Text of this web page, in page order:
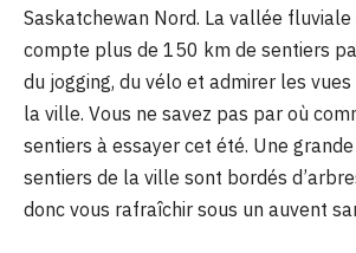
Saskatchewan Nord. La vallée fluviale
compte plus de 150 km de sentiers
du jogging, du vélo et admirer les
la ville. Vous ne savez pas par où
sentiers à essayer cet été. Une
sentiers de la ville sont bordés
donc vous rafraîchir sous un auvent